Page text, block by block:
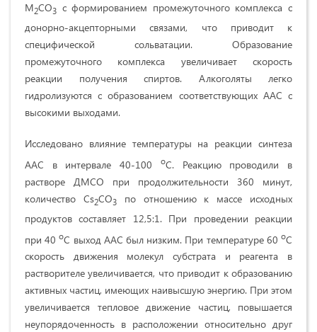
M2CO3 с формированием промежуточного комплекса с
донорно-акцепторными связами, что приводит к
специфической сольватации. Образование
промежуточного комплекса увеличивает скорость
реакции получения спиртов. Алкоголяты легко
гидролизуются с образованием соответствующих ААС с
высокими выходами.
Исследовано влияние температуры на реакции синтеза
ААС в интервале 40-100
оС. Реакцию проводили в
растворе ДМСО при продолжительности 360 минут,
количество Cs2CO3по отношению к массе исходных
продуктов составляет 12,5:1. При проведении реакции
при 40оC выход ААС был низким. При температуре 60оC
скорость движения молекул субстрата и реагента в
растворителе увеличивается, что приводит к образованию
активных частиц, имеющих наивысшую энергию. При этом
увеличивается тепловое движение частиц, повышается
неупорядоченность в расположении относительно друг